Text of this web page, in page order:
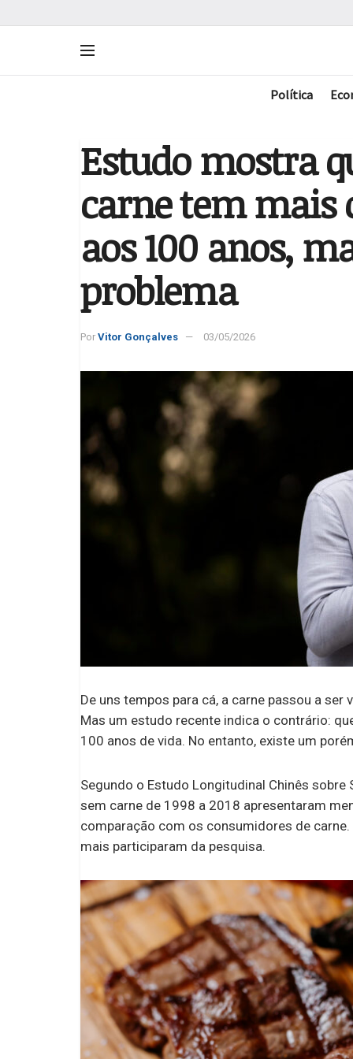
Política
Estudo mostra
carne tem mais
aos 100 anos,
problema
Por Vitor Gonçalves 03/05/2026
De uns tempos para cá, a carne passou a
Mas um estudo recente indica o contrário:
100 anos de vida. No entanto, existe um
Segundo o Estudo Longitudinal Chinês
sem carne de 1998 a 2018 apresentaram
comparação com os consumidores de
mais participaram da pesquisa.